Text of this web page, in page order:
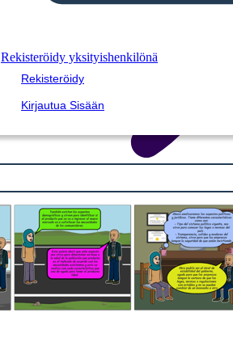
Rekisteröidy yksityishenkilönä
Rekisteröidy
Kirjautua Sisään